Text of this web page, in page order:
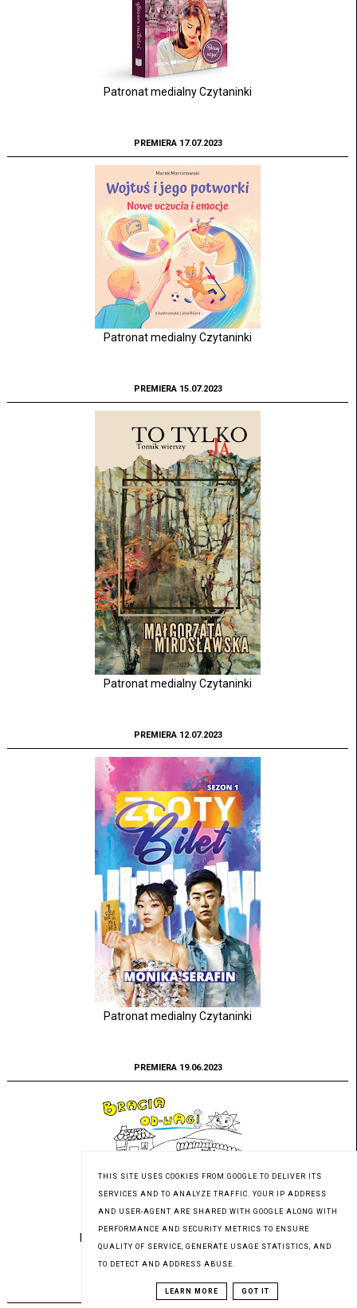
Patronat medialny Czytaninki
PREMIERA 17.07.2023
Patronat medialny Czytaninki
PREMIERA 15.07.2023
Patronat medialny Czytaninki
PREMIERA 12.07.2023
Patronat medialny Czytaninki
PREMIERA 19.06.2023
PREMIERA 23.05.2023
THIS SITE USES COOKIES FROM GOOGLE TO DELIVER ITS
SERVICES AND TO ANALYZE TRAFFIC. YOUR IP ADDRESS
AND USER-AGENT ARE SHARED WITH GOOGLE ALONG WITH
PERFORMANCE AND SECURITY METRICS TO ENSURE
QUALITY OF SERVICE, GENERATE USAGE STATISTICS, AND
TO DETECT AND ADDRESS ABUSE.
LEARN MORE GOT IT